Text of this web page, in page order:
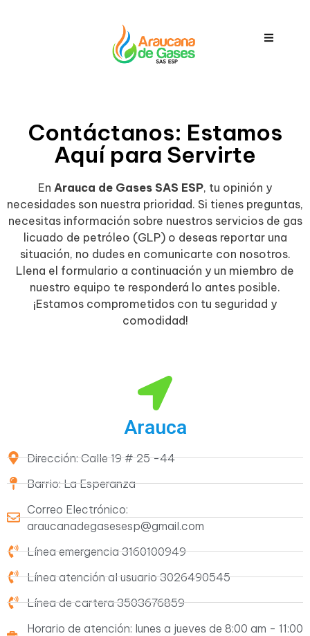
Contáctanos: Estamos
Aquí para Servirte
En Arauca de Gases SAS ESP, tu opinión y
necesidades son nuestra prioridad. Si tienes preguntas,
necesitas información sobre nuestros servicios de gas
licuado de petróleo (GLP) o deseas reportar una
situación, no dudes en comunicarte con nosotros.
Llena el formulario a continuación y un miembro de
nuestro equipo te responderá lo antes posible.
¡Estamos comprometidos con tu seguridad y
comodidad!
Arauca
Dirección: Calle 19 # 25 -44
Barrio: La Esperanza
Correo Electrónico:
araucanadegasesesp@gmail.com
Línea emergencia 3160100949
Línea atención al usuario 3026490545
Línea de cartera 3503676859
Horario de atención: lunes a jueves de 8:00 am - 11:00